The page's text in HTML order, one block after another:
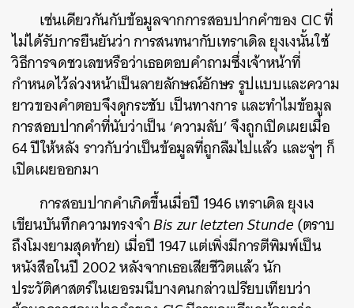
เช่นเดียวกันกับข้อมูลจากการสอบปากคำของ CIC ที่
ไม่ได้รับการยืนยันว่า การสนทนากับเทราเดิล ยุงเงนั้นใช้
วิธีการจดชวเลขหรือว่าเธอตอบคำถามซึ่งเจ้าหน้าที่
กำหนดไว้ล่วงหน้าเป็นลายลักษณ์อักษร รูปแบบและความ
ยาวของคำตอบจึงดูกระชับ เป็นทางการ และทำไมข้อมูล
การสอบปากคำที่นับว่าเป็น ‘ความลับ’ จึงถูกเปิดเผยเมื่อ
64 ปีให้หลัง ราวกับว่าเป็นข้อมูลที่ถูกลืมไปแล้ว และจู่ๆ ก็
เปิดเผยออกมา
การสอบปากคำเกิดขึ้นเมื่อปี 1946 เทราเดิล ยุงเง
เขียนบันทึกความทรงจำBis zur letzten Stunde(ตราบ
ถึงโมงยามสุดท้าย) เมื่อปี 1947 แต่เพิ่งมีการตีพิมพ์เป็น
หนังสือในปี 2002 หลังจากเธอเสียชีวิตแล้ว นัก
ประวัติศาสตร์ในเยอรมนีบางคนกล่าวเปรียบเทียบว่า